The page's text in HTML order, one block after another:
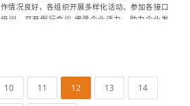
作情况良好，各组织开展多样化活动、参加各接口
培训、召开例行会议,增强企业活力，助力企业发
10 11 12 13 14